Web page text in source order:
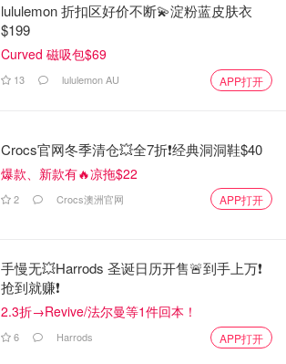
lululemon 折扣区好价不断💫淀粉蓝皮肤衣
$199
Curved 磁吸包$69
13 lululemon AU APP打开
Crocs官网冬季清仓💥全7折❗经典洞洞鞋$40
爆款、新款有🔥凉拖$22
2 Crocs澳洲官网 APP打开
手慢无💥Harrods 圣诞日历开售🚨到手上万❗️
抢到就赚❗️
2.3折→Revive/法尔曼等1件回本！
6 Harrods APP打开